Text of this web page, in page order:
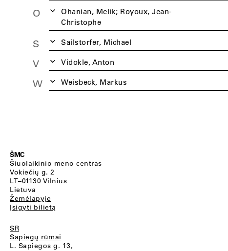
O
Ohanian, Melik; Royoux, Jean-
Christophe
S Sailstorfer, Michael
V Vidokle, Anton
W Weisbeck, Markus
ŠMC
Šiuolaikinio meno centras
Vokiečių g. 2
LT–01130 Vilnius
Lietuva
Žemėlapyje
Įsigyti bilietą
SR
Sapiegų rūmai
L. Sapiegos g. 13,